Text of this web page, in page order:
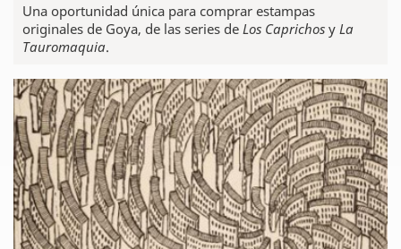
Una oportunidad única para comprar estampas
originales de Goya, de las series de Los Caprichos y La
Tauromaquia.